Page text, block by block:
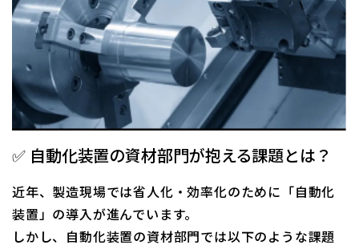
✅ 自動化装置の資材部門が抱える課題とは？
近年、製造現場では省人化・効率化のために「自動化
装置」の導入が進んでいます。
しかし、自動化装置の資材部門では以下のような課題